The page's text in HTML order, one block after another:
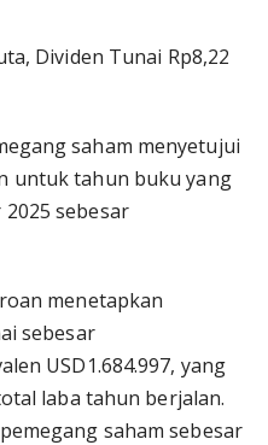
Dividen Tunai Rp8,22
saham menyetujui
untuk tahun buku yang
sebesar
menetapkan
sebesar
USD1.684.997, yang
laba tahun berjalan.
saham sebesar